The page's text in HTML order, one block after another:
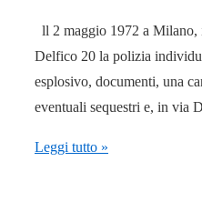
ll 2 maggio 1972 a
Delfico 20 la polizia
esplosivo, documenti, una
eventuali sequestri e, in via
2
Leggi tutto »